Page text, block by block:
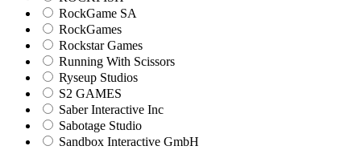
RockGame SA
RockGames
Rockstar Games
Running With Scissors
Ryseup Studios
S2 GAMES
Saber Interactive Inc
Sabotage Studio
Sandbox Interactive GmbH